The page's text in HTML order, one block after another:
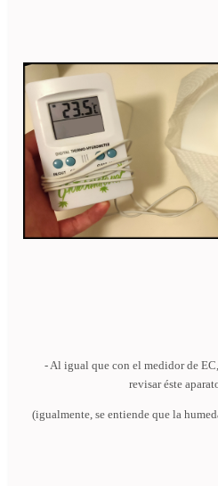
- Al igual que con el medidor de
revisar éste
(igualmente, se entiende que la